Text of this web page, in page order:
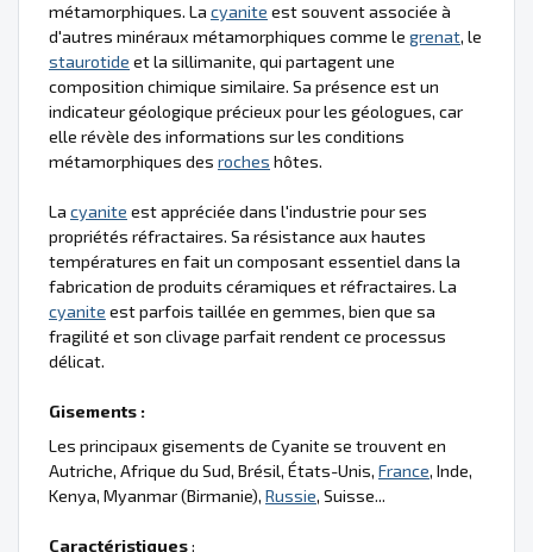
métamorphiques. La cyanite est souvent associée à
d'autres minéraux métamorphiques comme le grenat, le
staurotide et la sillimanite, qui partagent une
composition chimique similaire. Sa présence est un
indicateur géologique précieux pour les géologues, car
elle révèle des informations sur les conditions
métamorphiques des roches hôtes.
La cyanite est appréciée dans l'industrie pour ses
propriétés réfractaires. Sa résistance aux hautes
températures en fait un composant essentiel dans la
fabrication de produits céramiques et réfractaires. La
cyanite est parfois taillée en gemmes, bien que sa
fragilité et son clivage parfait rendent ce processus
délicat.
Gisements :
Les principaux gisements de Cyanite se trouvent en
Autriche, Afrique du Sud, Brésil, États-Unis, France, Inde,
Kenya, Myanmar (Birmanie), Russie, Suisse...
Caractéristiques: